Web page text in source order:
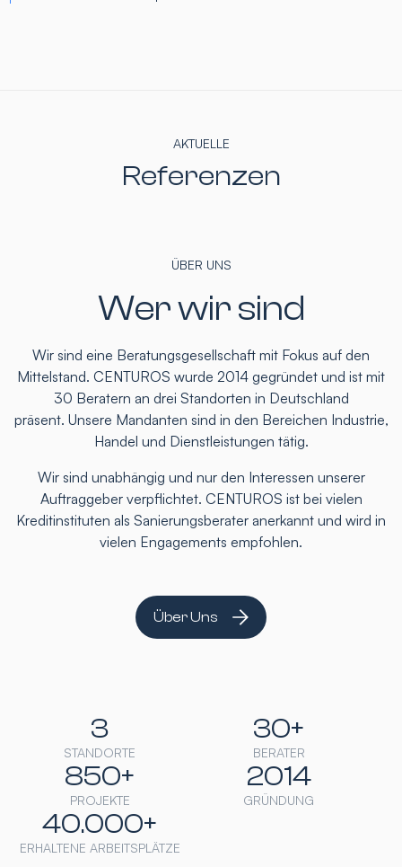
AKTUELLE
Referenzen
ÜBER UNS
Wer wir sind
Wir sind eine Beratungsgesellschaft mit Fokus auf den
Mittelstand. CENTUROS wurde 2014 gegründet und ist mit
30 Beratern an drei Standorten in Deutschland
präsent. Unsere Mandanten sind in den Bereichen Industrie,
Handel und Dienstleistungen tätig.
Wir sind unabhängig und nur den Interessen unserer
Auftraggeber verpflichtet. CENTUROS ist bei vielen
Kreditinstituten als Sanierungsberater anerkannt und wird in
vielen Engagements empfohlen.
Über Uns
STANDORTE
3
BERATER
30+
PROJEKTE
850+
GRÜNDUNG
2014
ERHALTENE ARBEITSPLÄTZE
40.000+